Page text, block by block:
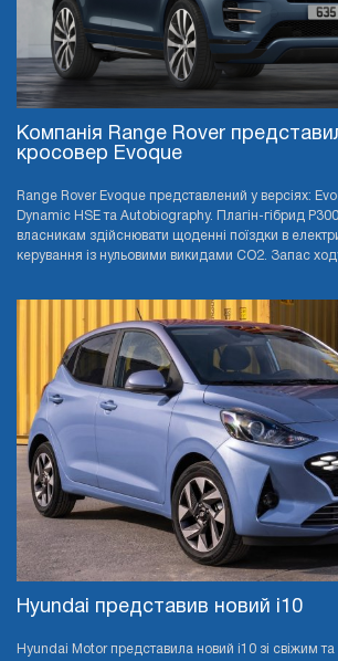
Компанія Range Rover
кросовер Evoque
Range Rover Evoque представлений у версіях:
Dynamic HSE та Autobiography. Плагін-гібрид
власникам здійснювати щоденні поїздки в
керування із нульовими викидами CO2. Запас
Hyundai представив новий i10
Hyundai Motor представила новий i10 зі свіжим